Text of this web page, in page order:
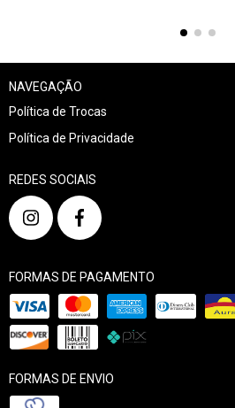
NAVEGAÇÃO
Política de Trocas
Política de Privacidade
REDES SOCIAIS
FORMAS DE PAGAMENTO
FORMAS DE ENVIO